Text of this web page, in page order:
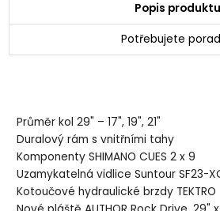
Popis produktu
Potřebujete
Průměr kol 29" – 17", 19", 21"
Duralový rám s vnitřními tahy
Komponenty SHIMANO CUES 2 x 9
Uzamykatelná vidlice Suntour SF23-
Kotoučové hydraulické brzdy TEKTRO